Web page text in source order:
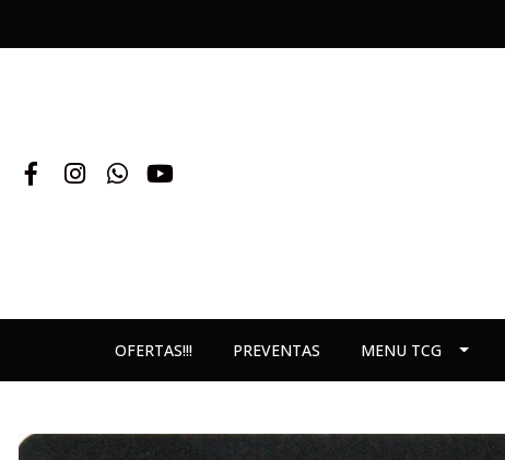
OFERTAS!!! PREVENTAS MENU TCG